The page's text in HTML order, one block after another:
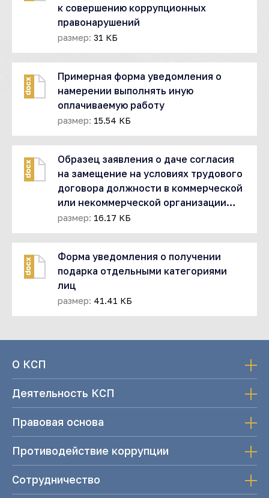
к совершению коррупционных
правонарушений
размер: 31 КБ
docx
Примерная форма уведомления о
намерении выполнять иную
оплачиваемую работу
размер: 15.54 КБ
docx
Образец заявления о даче согласия
на замещение на условиях трудового
договора должности в коммерческой
или некоммерческой организации…
размер: 16.17 КБ
docx
Форма уведомления о получении
подарка отдельными категориями
лиц
размер: 41.41 КБ
О КСП
Деятельность КСП
Правовая основа
Противодействие коррупции
Сотрудничество